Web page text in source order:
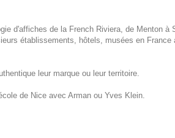
d'affiches de la French Riviera, de Menton à
établissements, hôtels, musées en France
leur marque ou leur territoire.
de Nice avec Arman ou Yves Klein.